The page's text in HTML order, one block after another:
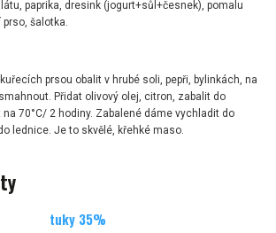
paprika, dresink (jogurt+sůl+česnek), pomalu
šalotka.
prsou obalit v hrubé soli, pepři, bylinkách, na
Přidat olivový olej, citron, zabalit do
na 70°C/ 2 hodiny. Zabalené dáme vychladit do
lednice. Je to skvělé, křehké maso.
tuky 35%